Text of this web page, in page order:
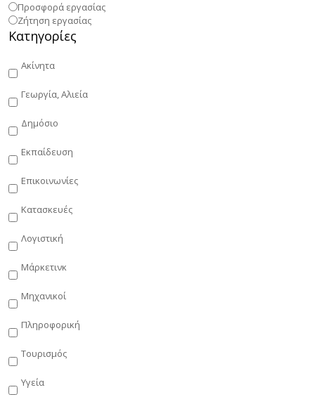
Προσφορά εργασίας
Ζήτηση εργασίας
Κατηγορίες
Ακίνητα
Γεωργία, Αλιεία
Δημόσιο
Εκπαίδευση
Επικοινωνίες
Κατασκευές
Λογιστική
Μάρκετινκ
Μηχανικοί
Πληροφορική
Τουρισμός
Υγεία